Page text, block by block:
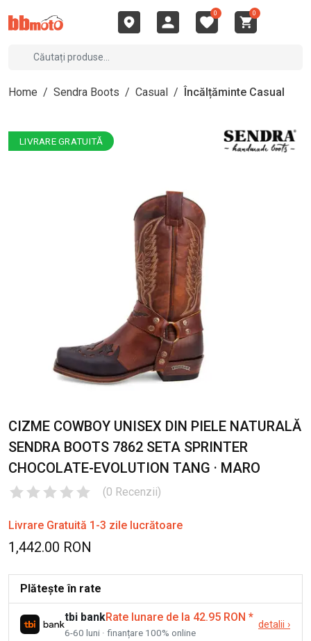
0 0
Home / Sendra Boots / Casual / Încălțăminte Casual
LIVRARE GRATUITĂ
CIZME COWBOY UNISEX DIN PIELE NATURALĂ
SENDRA BOOTS 7862 SETA SPRINTER
CHOCOLATE-EVOLUTION TANG · MARO
(0 Recenzii)
Livrare Gratuită 1-3 zile lucrătoare
1,442.00 RON
Plătește în rate
tbi bankRate lunare de la 42.95 RON *
6-60 luni · finanțare 100% online
detalii ›